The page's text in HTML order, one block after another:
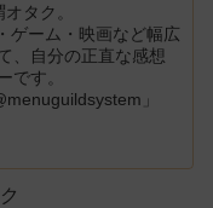
タク。
ゲーム・映画など幅広
、自分の正直な感想
です。
」